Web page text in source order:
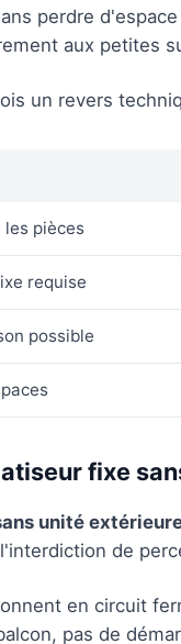
perdre
aux petites
un revers
pièces
requise
possible
fixe
unité
de
en circuit
pas de